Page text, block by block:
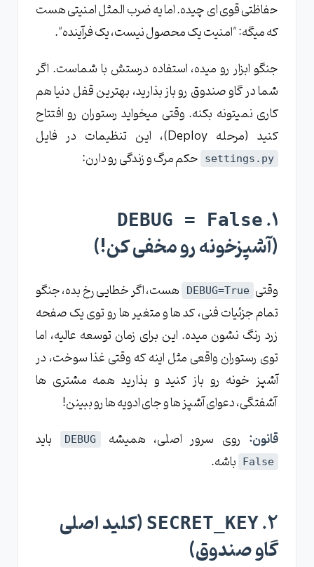
حفاظتی قوی‌ ای چیده. اما یه ضرب ‌المثل امنیتی هست
که میگه: "امنیت یک محصول نیست، یک فرآینده".
جنگو ابزار رو میده، استفاده درستش با شماست. اگر
شما در گاو صندوق رو باز بذارید، بهترین قفل دنیا هم
کاری نمیتونه بکنه. وقتی میخواید رستوران رو افتتاح
کنید (مرحله Deploy)، این تنظیمات در فایل
settings.py حکم مرگ و زندگی رو دارن:
۱. DEBUG = False
(آشپزخونه رو مخفی کن!)
وقتی DEBUG=True
هست، اگر خطایی رخ بده، جنگو
تمام جزئیات فنی، کد ها و متغیر ها رو توی یک صفحه
زرد رنگ نشون میده. این برای زمان توسعه عالیه، اما
توی رستوران واقعی مثل اینه که وقتی غذا سوخت، در
آشپز خونه رو باز کنید و بذارید همه مشتری ‌ها
آشفتگی، دعوای آشپز ها و جای ادویه ‌ها رو ببینن!
قانون: روی سرور اصلی، همیشه DEBUG باید
False باشه.
۲. SECRET_KEY (کلید اصلی
گاو صندوق)